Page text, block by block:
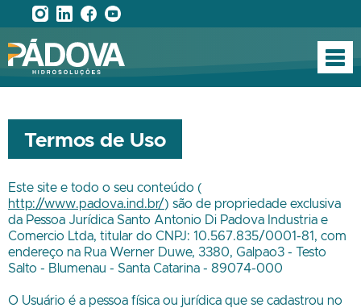
Termos de Uso
Este site e todo o seu conteúdo (
http://www.padova.ind.br/) são de propriedade exclusiva
da Pessoa Jurídica Santo Antonio Di Padova Industria e
Comercio Ltda, titular do CNPJ: 10.567.835/0001-81, com
endereço na Rua Werner Duwe, 3380, Galpao3 - Testo
Salto - Blumenau - Santa Catarina - 89074-000
O Usuário é a pessoa física ou jurídica que se cadastrou no